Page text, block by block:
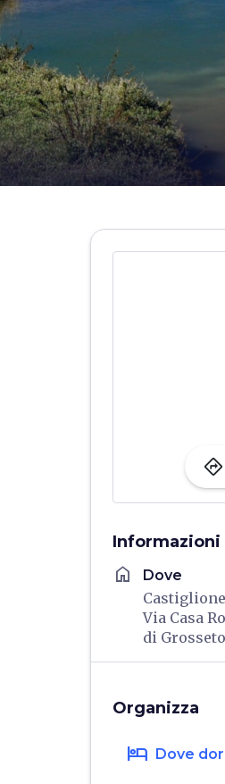
directions
Informazioni
home Dove
Via Casa
di
Organizza
hotel Dove